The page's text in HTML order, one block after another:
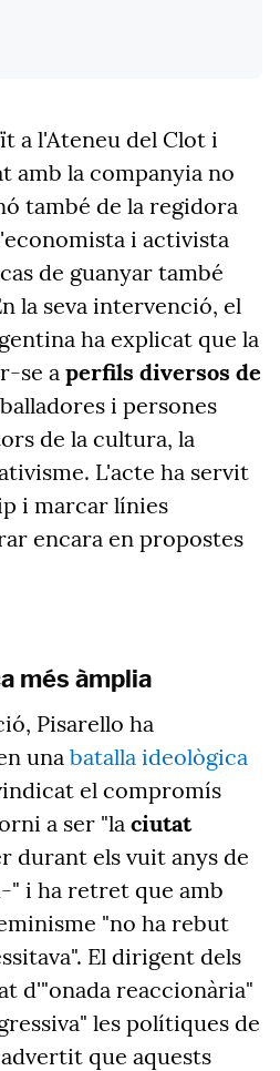
a l'Ateneu del Clot i
amb la companyia no
també de la regidora
i activista
de guanyar també
la seva intervenció, el
ha explicat que la
se aperfils diversos de
i persones
de la cultura, la
L'acte ha servit
i marcar línies
encara en propostes
més àmplia
Pisarello ha
unabatalla ideològica
el compromís
a ser "la ciutat
durant els vuit anys de
" i ha retret que amb
"no ha rebut
El dirigent dels
d'"onada reaccionària"
les polítiques de
que aquests